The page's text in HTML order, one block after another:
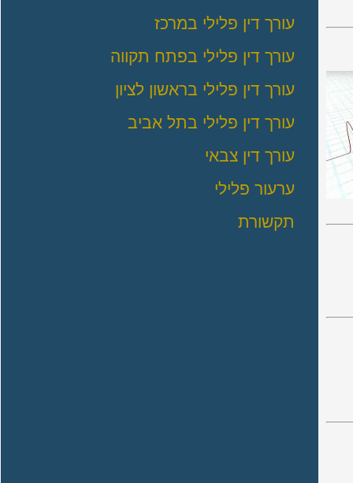
עורך דין פלילי במרכז
עורך דין פלילי בפתח תקווה
עורך דין פלילי בראשון לציון
עורך דין פלילי בתל אביב
עורך דין צבאי
ערעור פלילי
תקשורת